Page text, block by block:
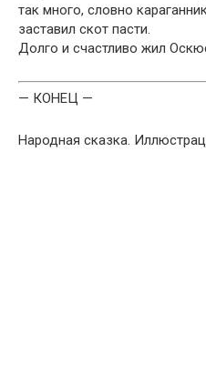
так много, словно
заставил скот пасти.
Долго и счастливо жил
— КОНЕЦ —
Народная сказка.